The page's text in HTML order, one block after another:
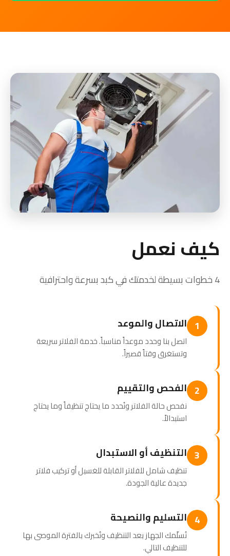
كيف نعمل
4 خطوات بسيطة لخدمتك في كبد بسرعة واحترافية
1 الاتصال والموعد
اتصل بنا وحدد موعداً مناسباً. خدمة الفلاتر سريعة
وتستغرق وقتاً قصيراً.
2 الفحص والتقييم
نفحص حالة الفلاتر ونُحدد ما يحتاج تنظيفاً وما يحتاج
استبدالاً.
3 التنظيف أو الاستبدال
تنظيف شامل للفلاتر القابلة للغسيل أو تركيب فلاتر
جديدة عالية الجودة.
4 التسليم والنصيحة
نُسلّمك الجهاز بعد التنظيف ونُخبرك بالفترة الموصى بها
للتنظيف التالي.